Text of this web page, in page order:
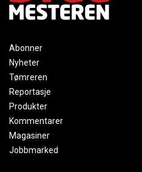
Abonner
Nyheter
Tømreren
Reportasje
Produkter
Kommentarer
Magasiner
Jobbmarked